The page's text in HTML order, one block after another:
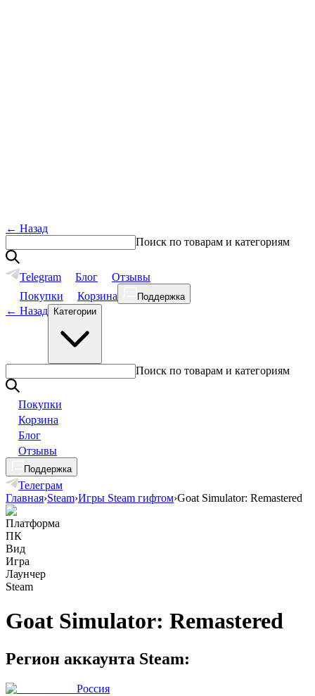
← Назад
Поиск по товарам и категориям
Telegram Блог
Отзывы
Покупки
Корзина Поддержка
← Назад Категории
Поиск по товарам и категориям
Покупки
Корзина
Блог
Отзывы
Поддержка
Телеграм
Главная›Steam›Игры Steam гифтом›Goat Simulator: Remastered
Платформа
ПК
Вид
Игра
Лаунчер
Steam
Goat Simulator: Remastered
Регион аккаунта Steam:
Россия